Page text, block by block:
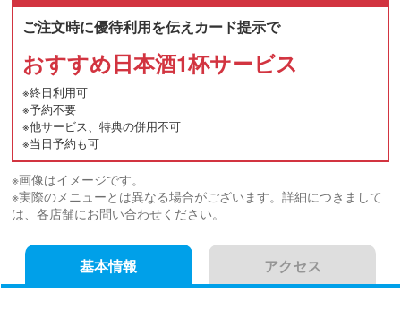
ご注文時に優待利用を伝えカード提示で
おすすめ日本酒1杯サービス
※終日利用可
※予約不要
※他サービス、特典の併用不可
※当日予約も可
※画像はイメージです。
※実際のメニューとは異なる場合がございます。詳細につきまして
は、各店舗にお問い合わせください。
基本情報 アクセス